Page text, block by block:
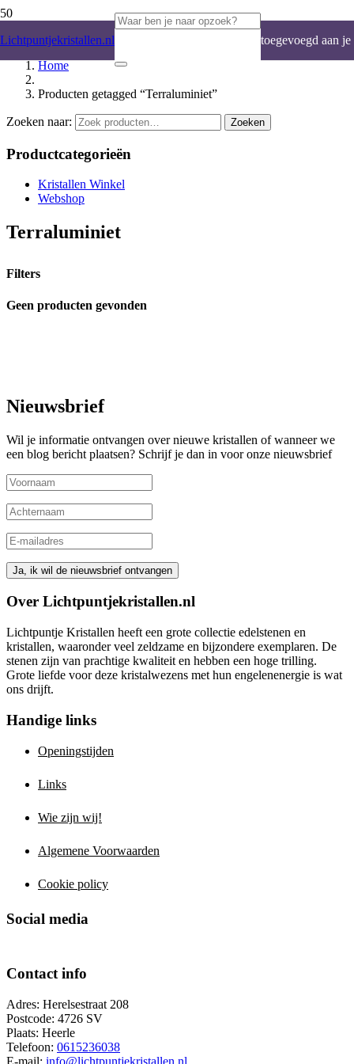
Lichtpuntjekristallen.nl toegevoegd aan je
Home
Producten getagged “Terraluminiet”
Zoeken naar: Zoeken
Productcategorieën
Kristallen Winkel
Webshop
Terraluminiet
Filters
Geen producten gevonden
Nieuwsbrief
Wil je informatie ontvangen over nieuwe kristallen of wanneer we
een blog bericht plaatsen? Schrijf je dan in voor onze nieuwsbrief
Over Lichtpuntjekristallen.nl
Lichtpuntje Kristallen heeft een grote collectie edelstenen en
kristallen, waaronder veel zeldzame en bijzondere exemplaren. De
stenen zijn van prachtige kwaliteit en hebben een hoge trilling.
Grote liefde voor deze kristalwezens met hun engelenenergie is wat
ons drijft.
Handige links
Openingstijden
Links
Wie zijn wij!
Algemene Voorwaarden
Cookie policy
Social media
Contact info
Adres: Herelsestraat 208
Postcode: 4726 SV
Plaats: Heerle
Telefoon: 0615236038
E-mail: info@lichtpuntjekristallen.nl